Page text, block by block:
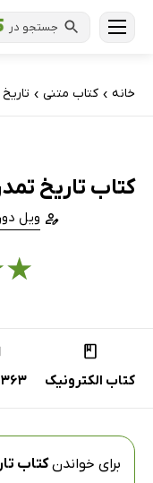
جستجو در
خانه › کتاب‌ متنی › تاریخ
کتاب تاریخ
ویل
★
کتاب الکترونیک 1363
برای خواندنکتاب